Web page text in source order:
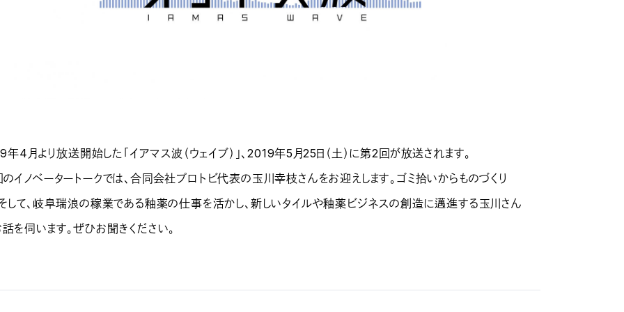
年4月より放送開始した「イアマス波（ウェイブ）」、2019年5月25日（土）に第2回が放送されます。
イノベータートークでは、合同会社プロトビ代表の玉川幸枝さんをお迎えします。ゴミ拾いからものづくり
して、岐阜瑞浪の稼業である釉薬の仕事を活かし、新しいタイルや釉薬ビジネスの創造に邁進する玉川さん
を伺います。ぜひお聞きください。